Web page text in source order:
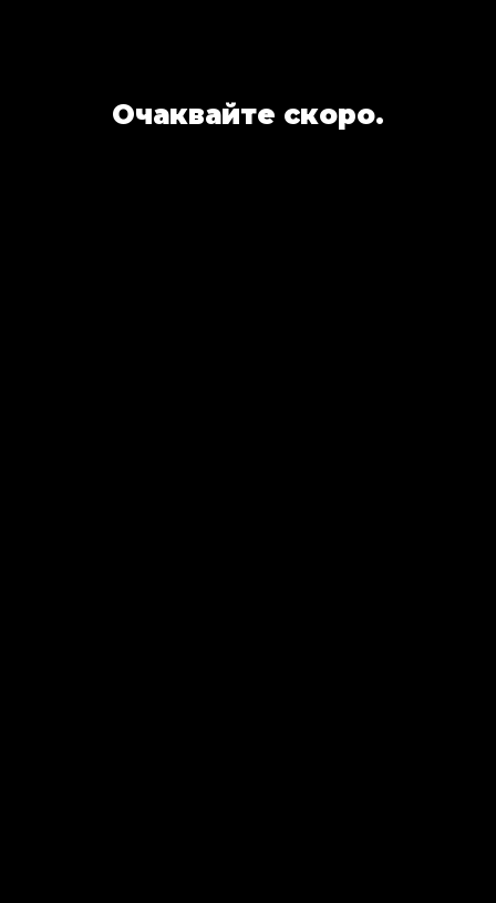
Очаквайте скоро.